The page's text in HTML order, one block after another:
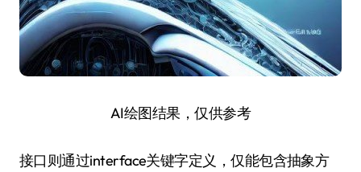
AI绘图结果，仅供参考
接口则通过interface关键字定义，仅能包含抽象方